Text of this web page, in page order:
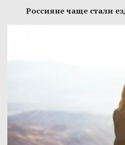
Россияне чаще стали